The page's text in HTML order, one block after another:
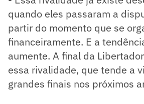
quando eles passaram a
partir do momento que se
financeiramente. E a
aumente. A final da
essa rivalidade, que tende a
grandes finais nos próximos